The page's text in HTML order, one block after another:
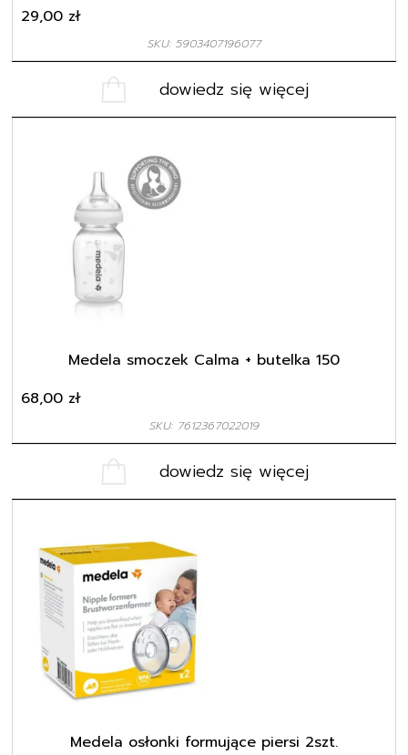
SKU: 5903407196077
29,00 zł
dowiedz się więcej
Medela smoczek Calma + butelka 150
SKU: 7612367022019
68,00 zł
dowiedz się więcej
Medela osłonki formujące piersi 2szt.